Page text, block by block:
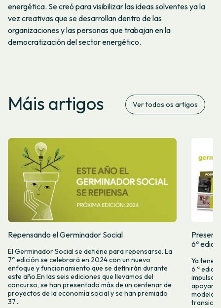
energética. Se creó para visibilizar las ideas solventes ya la
vez creativas que se desarrollan dentro de las
organizaciones y las personas que trabajan en la
democratización del sector energético.
Máis artigos Ver todos os artigos
Repensando el Germinador Social
El Germinador Social se detiene para repensarse. La
7ª edición se celebrará en 2024 con un nuevo
enfoque y funcionamiento que se definirán durante
este año.En las seis ediciones que llevamos del
concurso, se han presentado más de un centenar de
proyectos de la economía social y se han premiado
37...
6ª
Ya
6.ª
apoyar
modelos